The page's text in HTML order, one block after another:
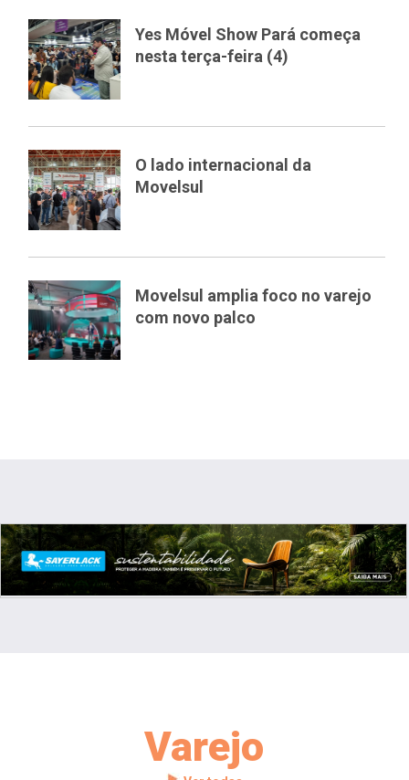
Yes Móvel Show Pará começa
nesta terça-feira (4)
O lado internacional da
Movelsul
Movelsul amplia foco no varejo
com novo palco
Varejo